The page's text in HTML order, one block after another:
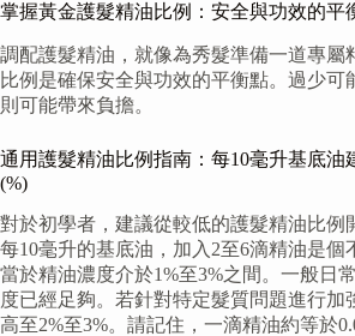
掌握黃金護髮精油比例：安全與功效的平
調配護髮精油，就像為秀髮準備一道專屬
比例是確保安全與功效的平衡點。過少可
則可能帶來負擔。
通用護髮精油比例指南：每10毫升基底油
(%)
對於初學者，建議從較低的護髮精油比例
每10毫升的基底油，加入2至6滴精油是個
當於精油濃度介於1%至3%之間。一般日
度已經足夠。若針對特定髮質問題進行加
高至2%至3%。請記住，一滴精油約等於